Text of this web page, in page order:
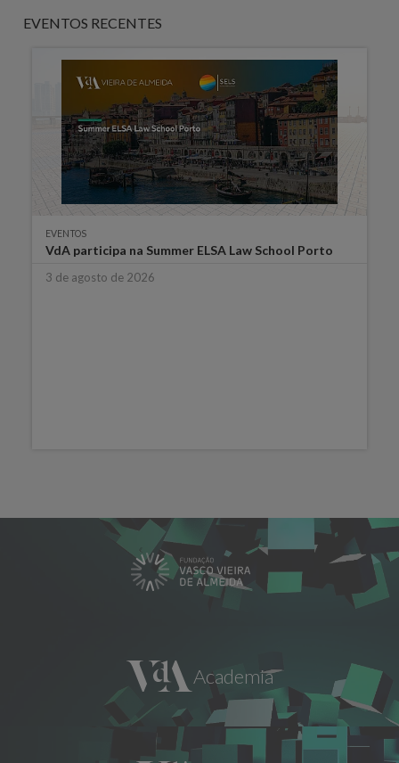
EVENTOS RECENTES
EVENTOS
VdA participa na Summer ELSA Law School Porto
3 de agosto de 2026